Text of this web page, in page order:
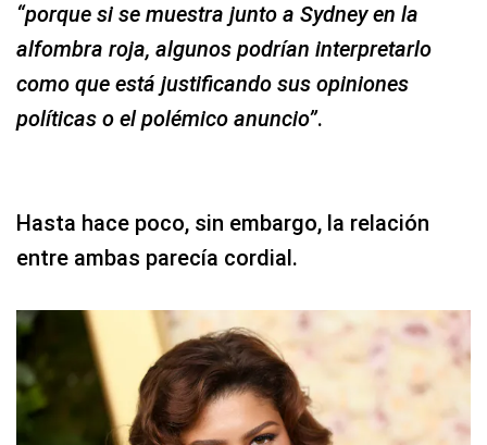
“porque si se muestra junto a Sydney en la
alfombra roja, algunos podrían interpretarlo
como que está justificando sus opiniones
políticas o el polémico anuncio”.
Hasta hace poco, sin embargo, la relación
entre ambas parecía cordial.